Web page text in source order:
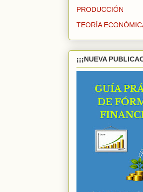
PRODUCCIÓN
TEORÍA
¡¡¡NUEVA